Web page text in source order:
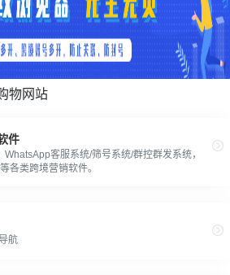
物网站
件
客服系统/筛号系统/群控群发系统，
各类跨境营销软件。
航